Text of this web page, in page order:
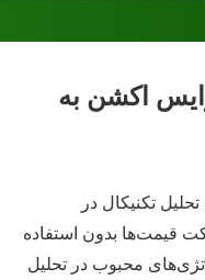
اکشن به
تکنیکال در
قیمت‌ها بدون استفاده
محبوب در تحلیل